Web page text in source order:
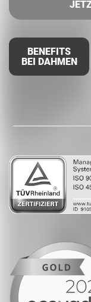
BENEFITS
BEI DAHMEN